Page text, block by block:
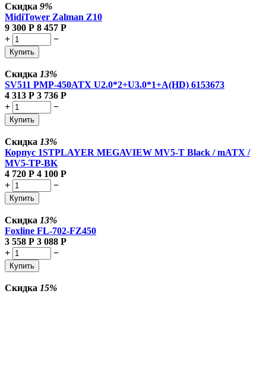
Скидка 9%
MidiTower Zalman Z10
9 300 Р 8 457 Р
+
−
Купить
Скидка 13%
SV511 PMP-450ATX U2.0*2+U3.0*1+A(HD) 6153673
4 313 Р 3 736 Р
+
−
Купить
Скидка 13%
Корпус 1STPLAYER MEGAVIEW MV5-T Black / mATX /
MV5-TP-BK
4 720 Р 4 100 Р
+
−
Купить
Скидка 13%
Foxline FL-702-FZ450
3 558 Р 3 088 Р
+
−
Купить
Скидка 15%